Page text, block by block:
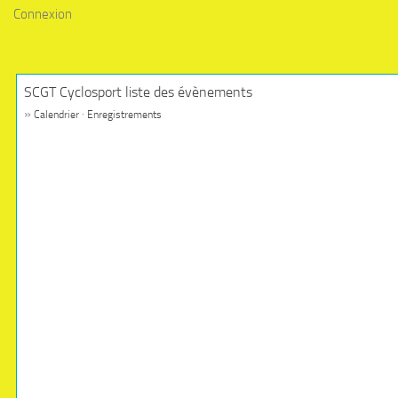
Connexion
SCGT Cyclosport liste des évènements
» Calendrier · Enregistrements